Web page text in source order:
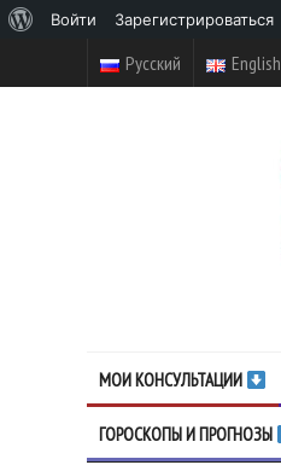
Русский English
МОИ КОНСУЛЬТАЦИИ
ГОРОСКОПЫ И ПРОГНОЗЫ
WordPress
Войти Зарегистрироваться